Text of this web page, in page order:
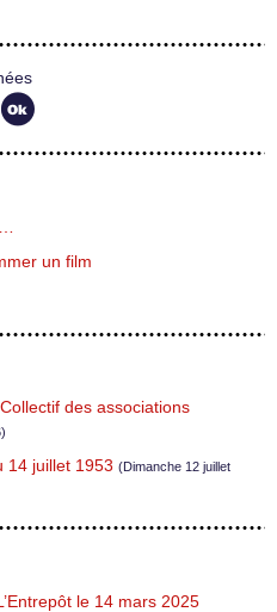
un film
des associations
14 juillet 1953 (Dimanche 12 juillet
le 14 mars 2025